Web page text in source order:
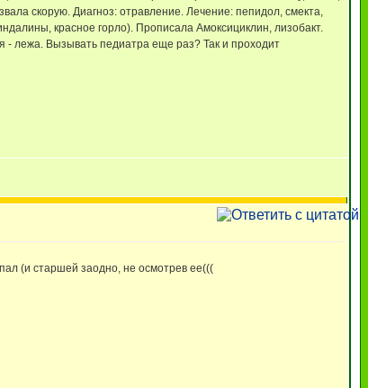
скорую. Диагноз: отравление. Лечение: пепидол, смекта,
красное горло). Прописала Амоксициклин, лизобакт.
- лежа. Вызывать педиатра еще раз? Так и проходит
(и старшей заодно, не осмотрев ее(((